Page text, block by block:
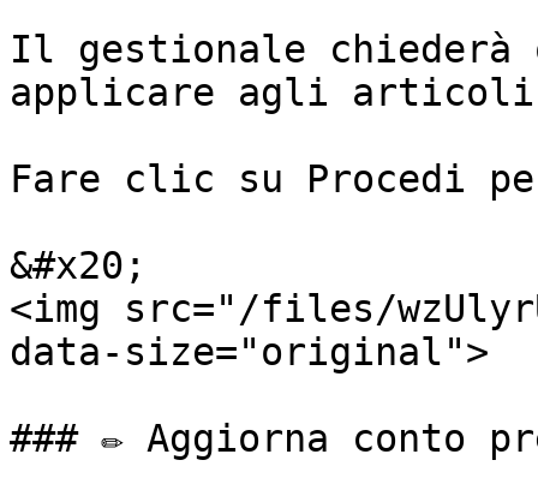
Il gestionale
applicare agli
Fare clic su Procedi
&#x20;
<img src="/files/
data-size="original">
### ✏️ Aggiorna conto